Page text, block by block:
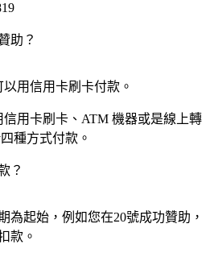
助？
以用信用卡刷卡付款。
信用卡刷卡、ATM 機器或是線上轉
種方式付款。
？
為起始，例如您在20號成功贊助，
款。